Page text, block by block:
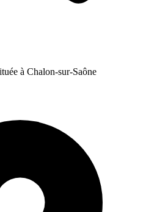
à Chalon-sur-Saône